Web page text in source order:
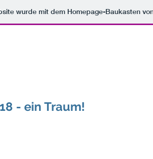
wurde mit dem Homepage-Baukasten
- ein Traum!